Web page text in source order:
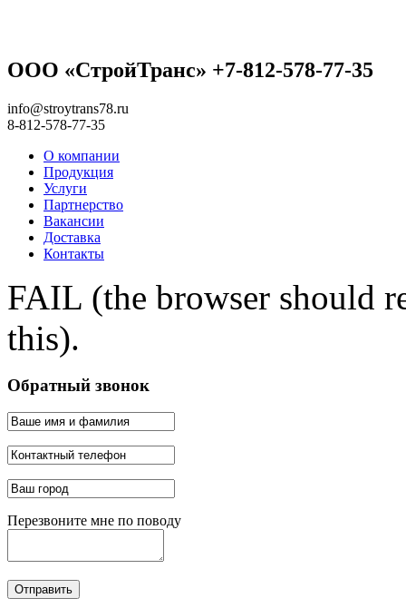
ООО «СтройТранс» +7-812-578-77-35
info@stroytrans78.ru
8-812-578-77-35
О компании
Продукция
Услуги
Партнерство
Вакансии
Доставка
Контакты
FAIL (the browser should
this).
Обратный звонок
Перезвоните мне по поводу
Отправить